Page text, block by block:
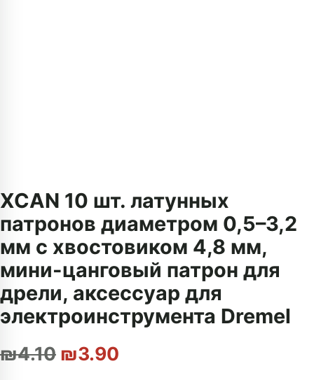
XCAN 10 шт. латунных
патронов диаметром 0,5–3,2
мм с хвостовиком 4,8 мм,
мини-цанговый патрон для
дрели, аксессуар для
электроинструмента Dremel
₪4.10 Первоначальная цена
₪3.90